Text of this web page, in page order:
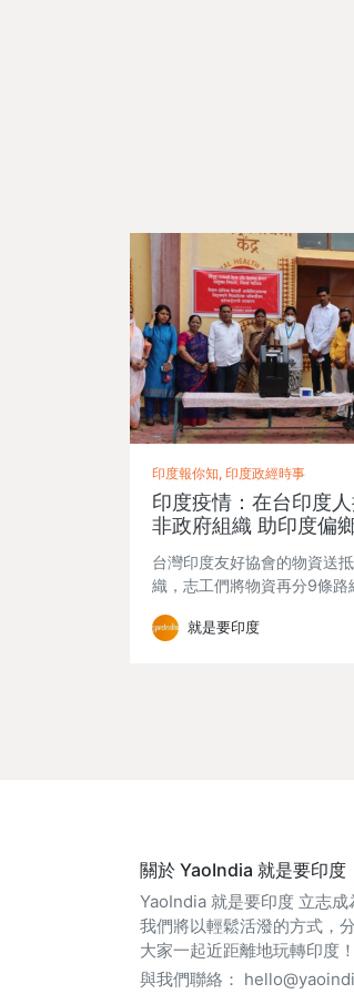
印度報你知, 印度政經時事
印度疫情：在台印度
非政府組織 助印度偏
台灣印度友好協會的物資送
織，志工們將物資再分9條
就是要印度
關於 YaoIndia 就是要印度
YaoIndia 就是要印度 立志成
我們將以輕鬆活潑的方式，
大家一起近距離地玩轉印度！
與我們聯絡：